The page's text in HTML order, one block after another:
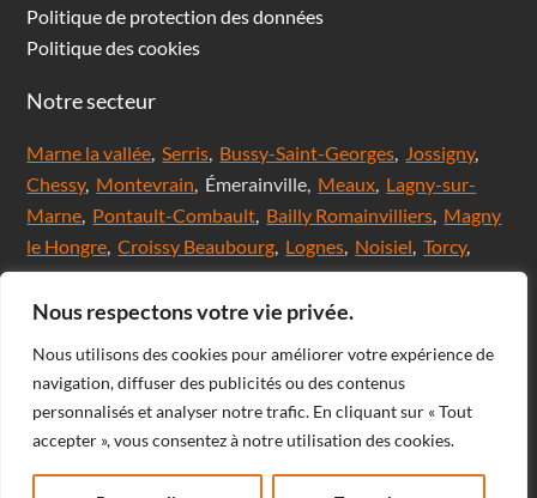
Nous respectons votre vie privée.
Nous utilisons des cookies pour améliorer votre expérience de
navigation, diffuser des publicités ou des contenus
personnalisés et analyser notre trafic. En cliquant sur « Tout
accepter », vous consentez à notre utilisation des cookies.
Politique de protection des données
Politique des cookies
Notre secteur
Marne la vallée Serris Bussy-Saint-Georges Jossigny,
Chessy, Montevrain , Émerainville, Meaux Lagny-sur-
Marne Pontault-Combault Bailly Romainvilliers Magny
le Hongre ,Croissy Beaubourg Lognes Noisiel ,Torcy,
Chanteloup en brie,Saint Thibault des Vignes,Val
d'Europe,Coupvray , Chalifert, Esbly, Thorigny,
comte Robert, Ferrières en Brie, Nangis, Villeneuve-Le-
Comte, Meaux, Mareuil les Meaux, Nanteuil les Meaux,
Roissy-En-Brie, Champs-sur-Marne, Noisiel, Chelles,